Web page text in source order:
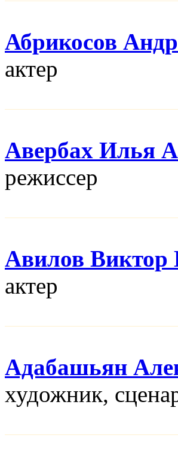
Абрикосов
актер
Авербах Илья
режисcер
Авилов Виктор
актер
Адабашьян
художник,